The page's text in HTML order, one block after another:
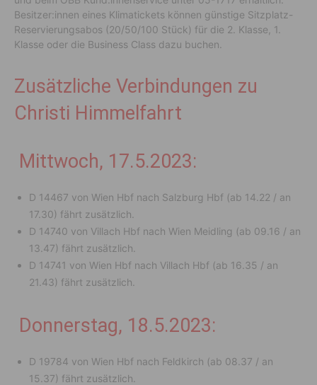
Besitzer:innen eines Klimatickets können günstige Sitzplatz-
Reservierungsabos (20/50/100 Stück) für die 2. Klasse, 1.
Klasse oder die Business Class dazu buchen.
Zusätzliche Verbindungen zu
Christi Himmelfahrt
Mittwoch, 17.5.2023:
D 14467 von Wien Hbf nach Salzburg Hbf (ab 14.22 / an
17.30) fährt zusätzlich.
D 14740 von Villach Hbf nach Wien Meidling (ab 09.16 / an
13.47) fährt zusätzlich.
D 14741 von Wien Hbf nach Villach Hbf (ab 16.35 / an
21.43) fährt zusätzlich.
Donnerstag, 18.5.2023:
D 19784 von Wien Hbf nach Feldkirch (ab 08.37 / an
15.37) fährt zusätzlich.